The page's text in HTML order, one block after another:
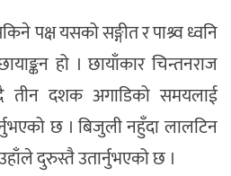
पक्ष यसको सङ्गीत र पाश्र्व ध्वनि
हो । छायाँकार चिन्तनराज
तीन दशक अगाडिको समयलाई
छ । बिजुली नहुँदा लालटिन
दुरुस्तै उतार्नुभएको छ ।